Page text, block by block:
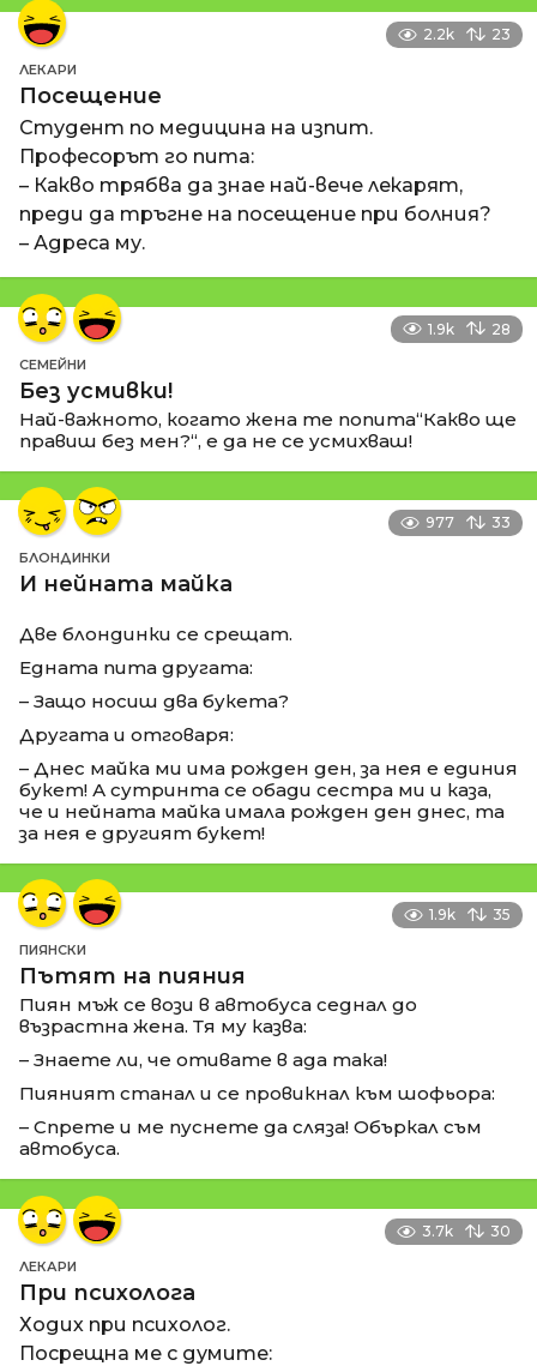
2.2k 23
ЛЕКАРИ
Посещение
Студент по медицина на изпит.
Професорът го пита:
– Какво трябва да знае най-вече лекарят,
преди да тръгне на посещение при болния?
– Адреса му.
1.9k 28
СЕМЕЙНИ
Без усмивки!
Най-важното, когато жена те попита“Какво ще
правиш без мен?“, е да не се усмихваш!
977 33
БЛОНДИНКИ
И нейната майка
Две блондинки се срещат.
Едната пита другата:
– Защо носиш два букета?
Другата и отговаря:
– Днес майка ми има рожден ден, за нея е единия
букет! А сутринта се обади сестра ми и каза,
че и нейната майка имала рожден ден днес, та
за нея е другият букет!
1.9k 35
ПИЯНСКИ
Пътят на пияния
Пиян мъж се вози в автобуса седнал до
възрастна жена. Тя му казва:
– Знаете ли, че отивате в ада така!
Пияният станал и се провикнал към шофьора:
– Спрете и ме пуснете да сляза! Объркал съм
автобуса.
3.7k 30
ЛЕКАРИ
При психолога
Ходих при психолог.
Посрещна ме с думите: